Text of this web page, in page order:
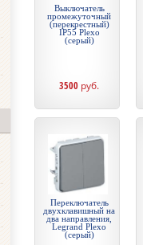
Выключатель
промежуточный
(перекрестный)
IP55 Plexo
(серый)
3500 руб.
Переключатель
двухклавишный на
два направления,
Legrand Plexo
(серый)